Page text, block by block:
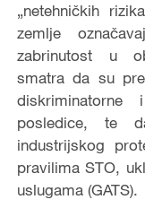
„netehničkih
zemlje
zabrinutost u
smatra da su
posledice, te
industrijskog
pravilima STO,
uslugama (GATS).